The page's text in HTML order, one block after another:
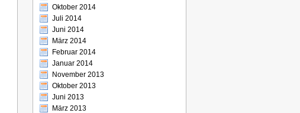
Oktober 2014
Juli 2014
Juni 2014
März 2014
Februar 2014
Januar 2014
November 2013
Oktober 2013
Juni 2013
März 2013